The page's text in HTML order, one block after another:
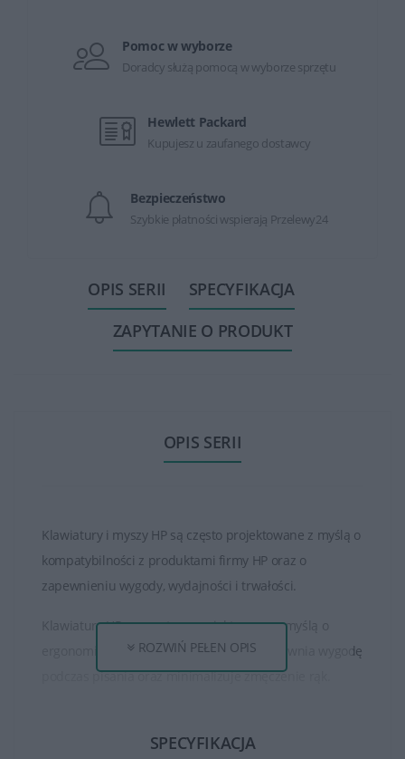
Pomoc w wyborze
Doradcy służą pomocą w wyborze sprzętu
Hewlett Packard
Kupujesz u zaufanego dostawcy
Bezpieczeństwo
Szybkie płatności wspierają Przelewy24
OPIS SERII
SPECYFIKACJA
ZAPYTANIE O PRODUKT
OPIS SERII
Klawiatury i myszy HP są często projektowane z myślą o
kompatybilności z produktami firmy HP oraz o
zapewnieniu wygody, wydajności i trwałości.
Klawiatury HP są często zaprojektowane z myślą o
ergonomicznym ułożeniu klawiszy, co zapewnia wygodę
podczas pisania oraz minimalizuje zmęczenie rąk.
wygodzie użytkowania, zapewniając ergonomiczny
ROZWIŃ PEŁEN OPIS
SPECYFIKACJA